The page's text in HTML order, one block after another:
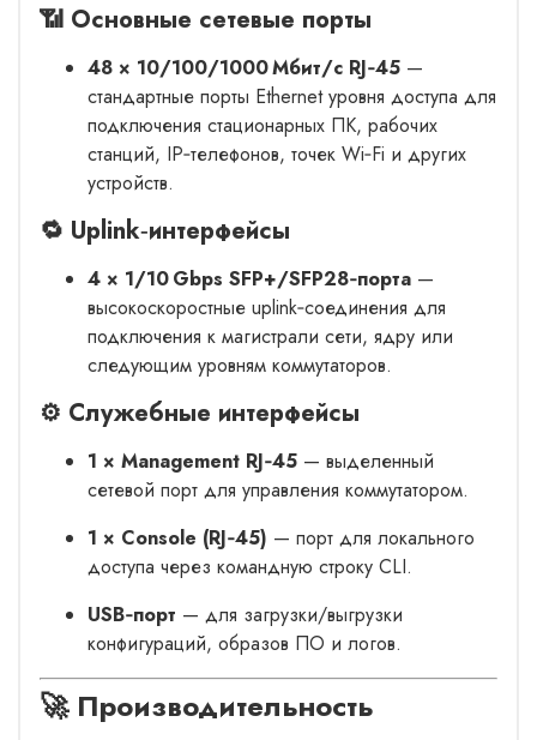
📶 Основные сетевые порты
48 × 10/100/1000 Мбит/с RJ‑45 —
стандартные порты Ethernet уровня доступа для
подключения стационарных ПК, рабочих
станций, IP‑телефонов, точек Wi‑Fi и других
устройств.
🔁 Uplink‑интерфейсы
4 × 1/10 Gbps SFP+/SFP28‑порта —
высокоскоростные uplink‑соединения для
подключения к магистрали сети, ядру или
следующим уровням коммутаторов.
⚙️ Служебные интерфейсы
1 × Management RJ‑45 — выделенный
сетевой порт для управления коммутатором.
1 × Console (RJ‑45) — порт для локального
доступа через командную строку CLI.
USB‑порт — для загрузки/выгрузки
конфигураций, образов ПО и логов.
🚀 Производительность